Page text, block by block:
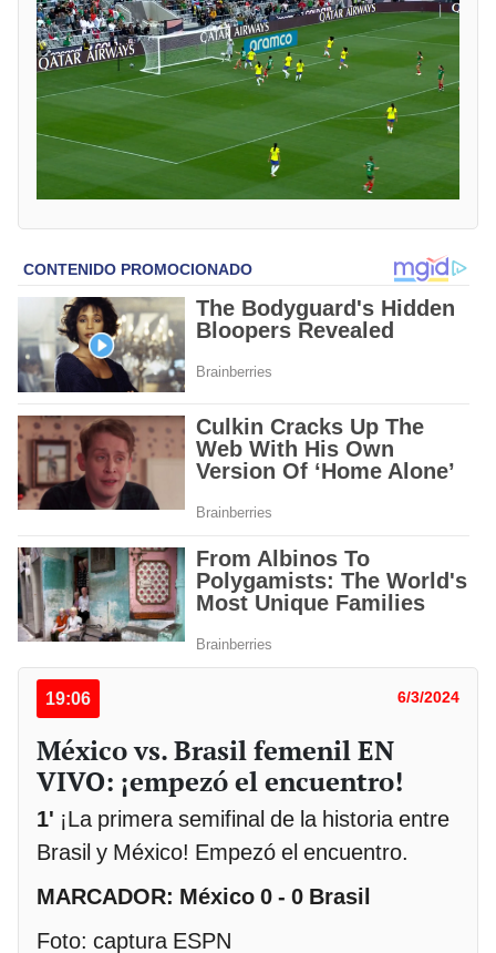
19:06 6/3/2024
México vs. Brasil femenil EN
VIVO: ¡empezó el encuentro!
1' ¡La primera semifinal de la historia entre
Brasil y México! Empezó el encuentro.
MARCADOR: México 0 - 0 Brasil
Foto: captura ESPN